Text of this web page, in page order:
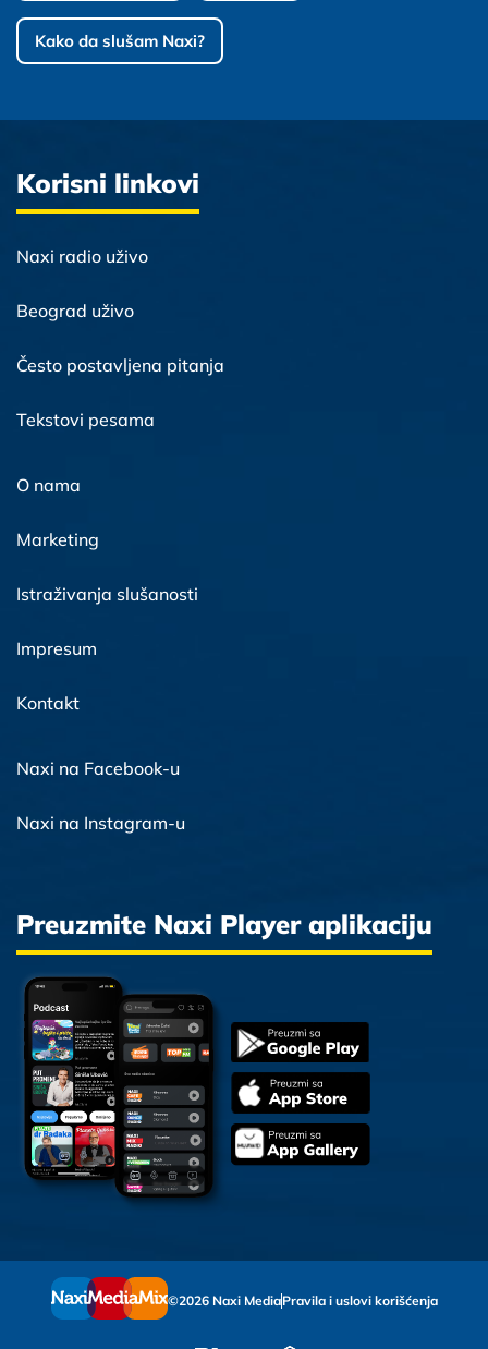
Kako da slušam Naxi?
Korisni linkovi
Naxi radio uživo
Beograd uživo
Često postavljena pitanja
Tekstovi pesama
O nama
Marketing
Istraživanja slušanosti
Impresum
Kontakt
Naxi na Facebook-u
Naxi na Instagram-u
Preuzmite Naxi Player aplikaciju
©2026 Naxi MediaPravila i uslovi korišćenja